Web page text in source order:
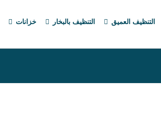
التنظيف العميق التنظيف بالبخار خزانات